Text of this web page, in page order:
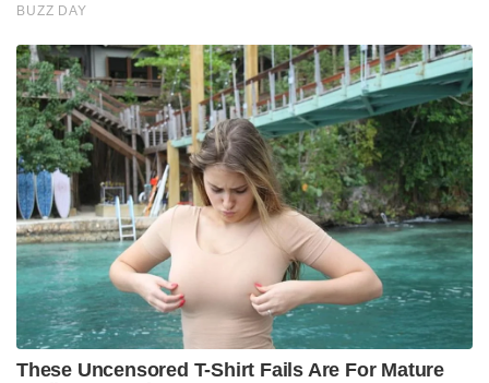
BUZZ DAY
These Uncensored T-Shirt Fails Are For Mature